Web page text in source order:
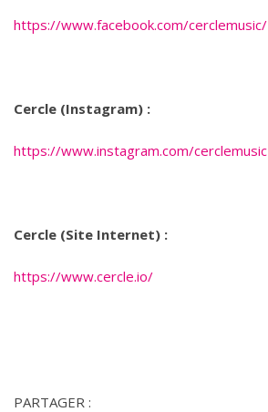
https://www.facebook.com/cerclemusic/
Cercle (Instagram) :
https://www.instagram.com/cerclemusic
Cercle (Site Internet) :
https://www.cercle.io/
PARTAGER :